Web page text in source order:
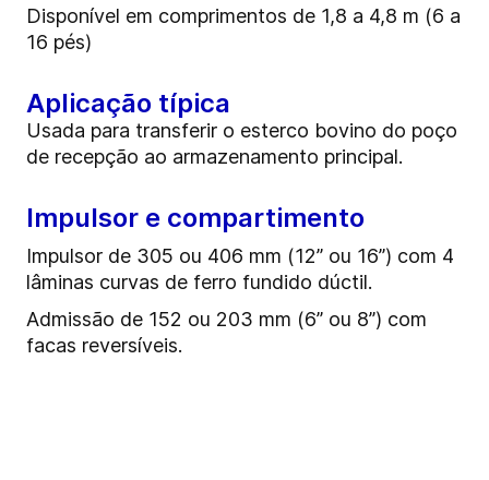
Disponível em comprimentos de 1,8 a 4,8 m (6 a
16 pés)
Aplicação típica
Usada para transferir o esterco bovino do poço
de recepção ao armazenamento principal.
Impulsor e compartimento
Impulsor de 305 ou 406 mm (12” ou 16”) com 4
lâminas curvas de ferro fundido dúctil.
Admissão de 152 ou 203 mm (6” ou 8”) com
facas reversíveis.